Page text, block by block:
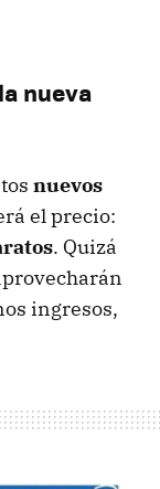
nueva
nuevos
el precio:
. Quizá
ingresos,